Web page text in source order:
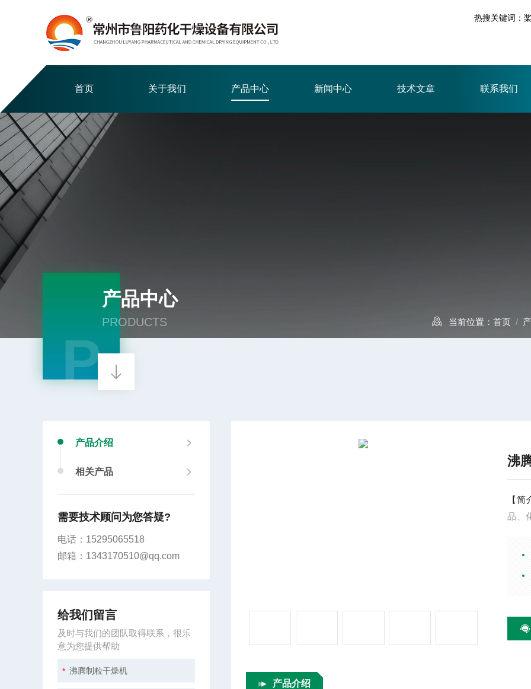
热搜关键词：
首页 关于我们 产品中心 新闻中心 技术文章 联系我们
产品中心
PRODUCTS
P
当前位置： 首页 /
沸
【简
品、
产品介绍
产品介绍
相关产品
需要技术顾问为您答疑?
电话：15295065518
邮箱：1343170510@qq.com
给我们留言
及时与我们的团队取得联系，很乐
意为您提供帮助